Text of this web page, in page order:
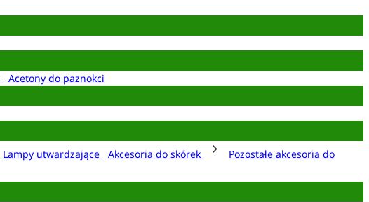
Acetony do paznokci
Lampy utwardzające Akcesoria do skórek
Pozostałe akcesoria do